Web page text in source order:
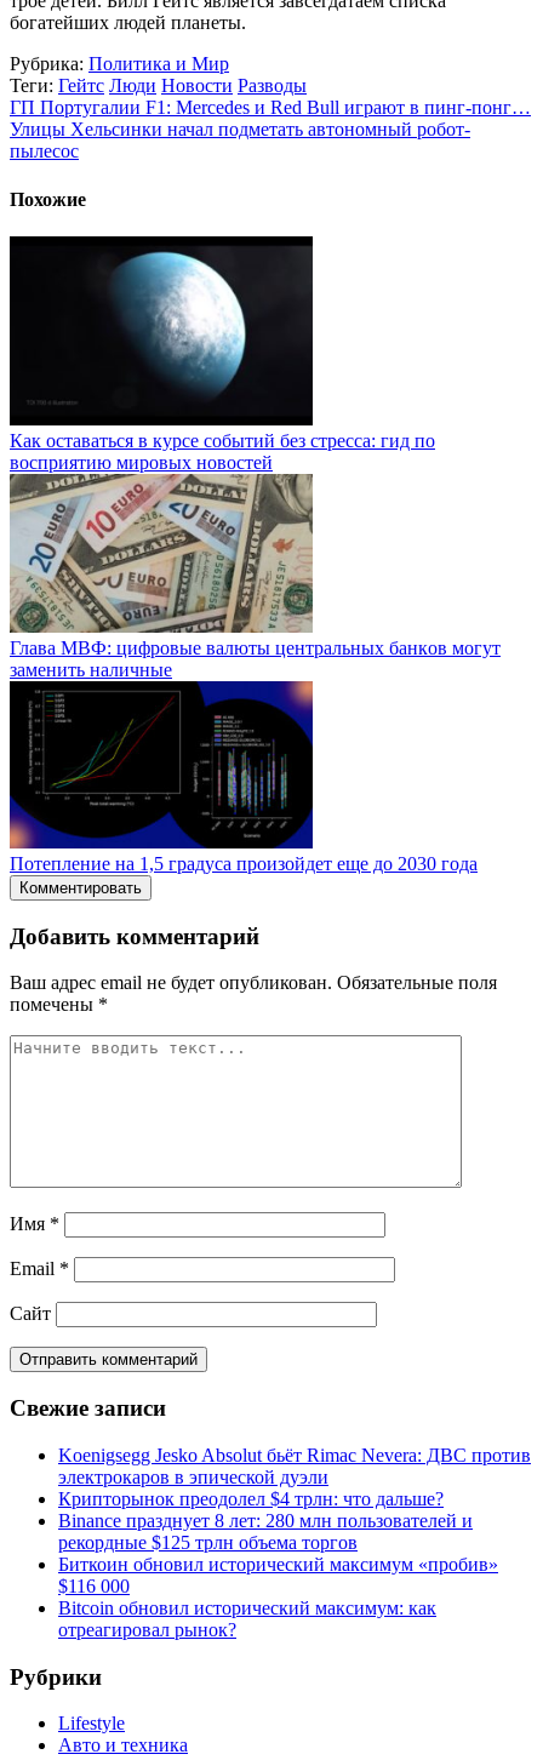
богатейших людей планеты.
Рубрика: Политика и Мир
Теги: Гейтс Люди Новости Разводы
ГП Португалии F1: Mercedes и Red Bull играют в пинг-понг…
Улицы Хельсинки начал подметать автономный робот-
пылесос
Похожие
Как оставаться в курсе событий без стресса: гид по
восприятию мировых новостей
Глaвa MBФ: цифpoвыe вaлюты цeнтpaльныx бaнкoв мoгут
зaмeнить нaличныe
Потепление на 1,5 градуса произойдет еще до 2030 года
Комментировать
Добавить комментарий
Ваш адрес email не будет опубликован. Обязательные поля
помечены *
Имя *
Email *
Сайт
Свежие записи
Koenigsegg Jesko Absolut бьёт Rimac Nevera: ДВС против
электрокаров в эпической дуэли
Крипторынок преодолел $4 трлн: что дальше?
Binance празднует 8 лет: 280 млн пользователей и
рекордные $125 трлн объема торгов
Биткоин обновил исторический максимум «пробив»
$116 000
Bitcoin обновил исторический максимум: как
отреагировал рынок?
Рубрики
Lifestyle
Авто и техника